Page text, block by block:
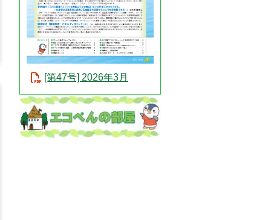
[第47号] 2026年3月